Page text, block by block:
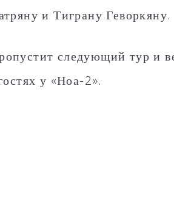
и Тиграну Геворкяну.
следующий тур и
у «Ноа-2».